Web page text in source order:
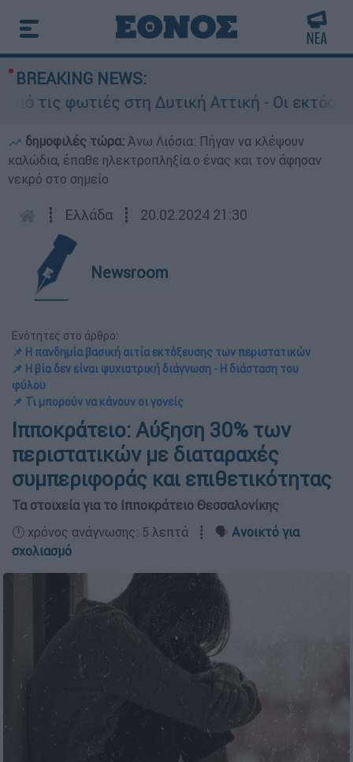
BREAKING NEWS:
φωτιές στη Δυτική Αττική - Οι εκτάσεις
δημοφιλές τώρα: Άνω Λιόσια: Πήγαν να κλέψουν
καλώδια, έπαθε ηλεκτροπληξία ο ένας και τον άφησαν
νεκρό στο σημείο
┋ Ελλάδα ┋ 20.02.2024 21:30
Newsroom
Ενότητες στο άρθρο:
📌 Η πανδημία βασική αιτία εκτόξευσης των περιστατικών
📌 Η βία δεν είναι ψυχιατρική διάγνωση - Η διάσταση του
φύλου
📌 Τι μπορούν να κάνουν οι γονείς
Ιπποκράτειο: Αύξηση 30% των
περιστατικών με διαταραχές
συμπεριφοράς και επιθετικότητας
Τα στοιχεία για το Ιπποκράτειο Θεσσαλονίκης
🕛 χρόνος ανάγνωσης: 5 λεπτά ┋ 🗣️ Ανοικτό για
σχολιασμό